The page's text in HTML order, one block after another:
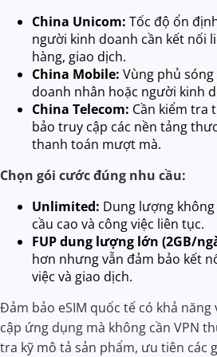
China Unicom: Tốc độ ổn
người kinh doanh cần kết nối
hàng, giao dịch.
China Mobile: Vùng phủ
doanh nhân hoặc người kinh
China Telecom: Cần kiểm tra
bảo truy cập các nền tảng
thanh toán mượt mà.
Chọn gói cước đúng nhu cầu:
Unlimited: Dung lượng
cầu cao và công việc liên tục.
FUP dung lượng lớn (2GB/
hơn nhưng vẫn đảm bảo kết
việc và giao dịch.
Đảm bảo eSIM quốc tế có khả
cập ứng dụng mà không cần VPN
tra kỹ mô tả sản phẩm, ưu tiên các